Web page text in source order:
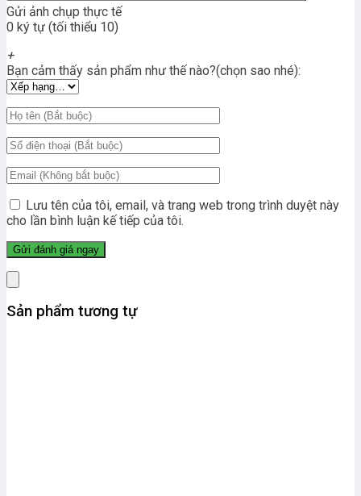
Gửi ảnh chụp thực tế
0 ký tự (tối thiểu 10)
+
Bạn cảm thấy sản phẩm như thế nào?(chọn sao nhé):
Lưu tên của tôi, email, và trang web trong trình duyệt này
cho lần bình luận kế tiếp của tôi.
Sản phẩm tương tự